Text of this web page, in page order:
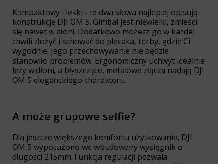
Kompaktowy i lekki - te dwa słowa najlepiej opisują
konstrukcję DJI OM 5. Gimbal jest niewielki, zmieści
się nawet w dłoni. Dodatkowo możesz go w każdej
chwili złożyć i schować do plecaka, torby, gdzie Ci
wygodnie. Jego przechowywanie nie będzie
stanowiło problemów. Ergonomiczny uchwyt idealnie
leży w dłoni, a błyszczące, metalowe złącza nadają DJI
OM 5 eleganckiego charakteru.
A może grupowe selfie?
Dla jeszcze większego komfortu użytkowania, DJI
OM 5 wyposażono we wbudowany wysięgnik o
długości 215mm. Funkcja regulacji pozwala